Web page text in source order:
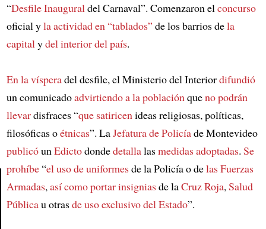
Article
“Desfile Inauguraldel Carnaval”. Comenzaron elconcurso
oficial yla actividad en“tablados” de los barrios dela
capitalydel interior del país.
En la vísperadel desfile, el Ministerio del Interiordifundió
un comunicadoadvirtiendo a la poblaciónqueno podrán
llevardisfraces “que satiricenideas religiosas, políticas,
filosóficas oétnicas”. LaJefatura de Policíade Montevideo
publicóunEdictodondedetallalasmedidas adoptadas. Se
prohíbe“el uso de uniformesde la Policía o delas Fuerzas
Armadas,así comoportar insigniasde laCruz Roja,Salud
Públicau otrasde uso exclusivo del Estado”.